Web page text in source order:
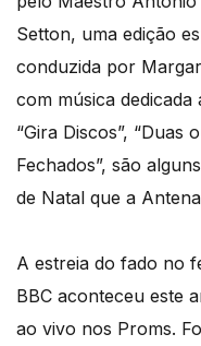
Setton, uma edição
conduzida por
com música
“Gira Discos”, “Duas
Fechados”, são
de Natal que a
A estreia do fado no
BBC aconteceu este
ao vivo nos Proms.